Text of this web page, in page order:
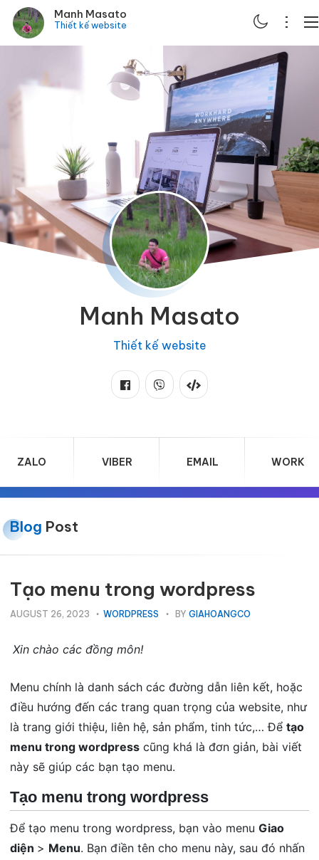
Manh Masato
Thiết kế website
PORTFOLIO
CONTACT
SCHEDULE
Manh Masato
Thiết kế website
ZALO VIBER EMAIL WORK
Blog Post
Tạo menu trong wordpress
AUGUST 26, 2023 WORDPRESS BY GIAHOANGCO
Xin chào các đồng môn!
Menu chính là danh sách các đường dẫn liên kết, hoặc
điều hướng đến các trang quan trọng của website, như
là trang giới thiệu, liên hệ, sản phẩm, tinh tức,… Để tạo
menu trong wordpress cũng khá là đơn giản, bài viết
này sẽ giúp các bạn tạo menu.
Tạo menu trong wordpress
Để tạo menu trong wordpress, bạn vào menu Giao
diện > Menu. Bạn điền tên cho menu này, sau đó nhấn